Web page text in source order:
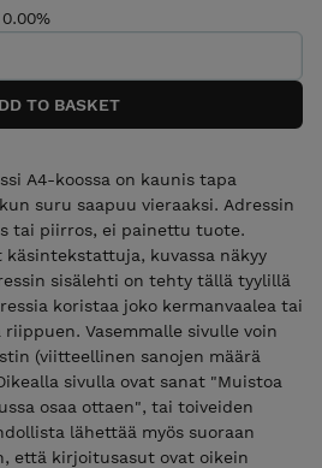
A4-koossa on kaunis tapa
suru saapuu vieraaksi. Adressin
tai piirros, ei painettu tuote.
käsintekstattuja, kuvassa näkyy
sisälehti on tehty tällä tyylillä
koristaa joko kermanvaalea tai
Vasemmalle sivulle voin
(viitteellinen sanojen määrä
sivulla ovat sanat "Muistoa
osaa ottaen", tai toiveiden
lähettää myös suoraan
että kirjoitusasut ovat oikein